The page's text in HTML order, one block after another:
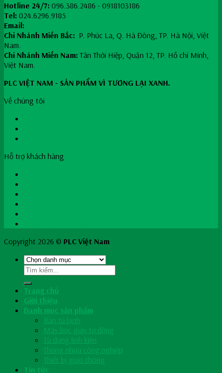
Hotline 24/7: 096.386.2486 - 0918103186
Tel: 024.6296.9185
Email:
Chi Nhánh Miền Bắc: P. Phúc La, Q. Hà Đông, TP. Hà Nội, Việt
Nam.
Chi Nhánh Miền Nam: Tân Thới Hiệp, Quận 12, TP. Hồ chí Minh,
Việt Nam.
PLC VIỆT NAM - SẢN PHẨM VÌ TƯƠNG LẠI XANH.
Về chúng tôi
Hỗ trợ khách hàng
Copyright 2026 © PLC Việt Nam
Search
Trang chủ
Giới thiệu
Danh mục sản phẩm
Bàn tủ lạnh
Máy bọc giày tự động
Tủ đựng linh kiện
Thùng nhựa công nghiệp
Thiết bị giao thông
Tin tức